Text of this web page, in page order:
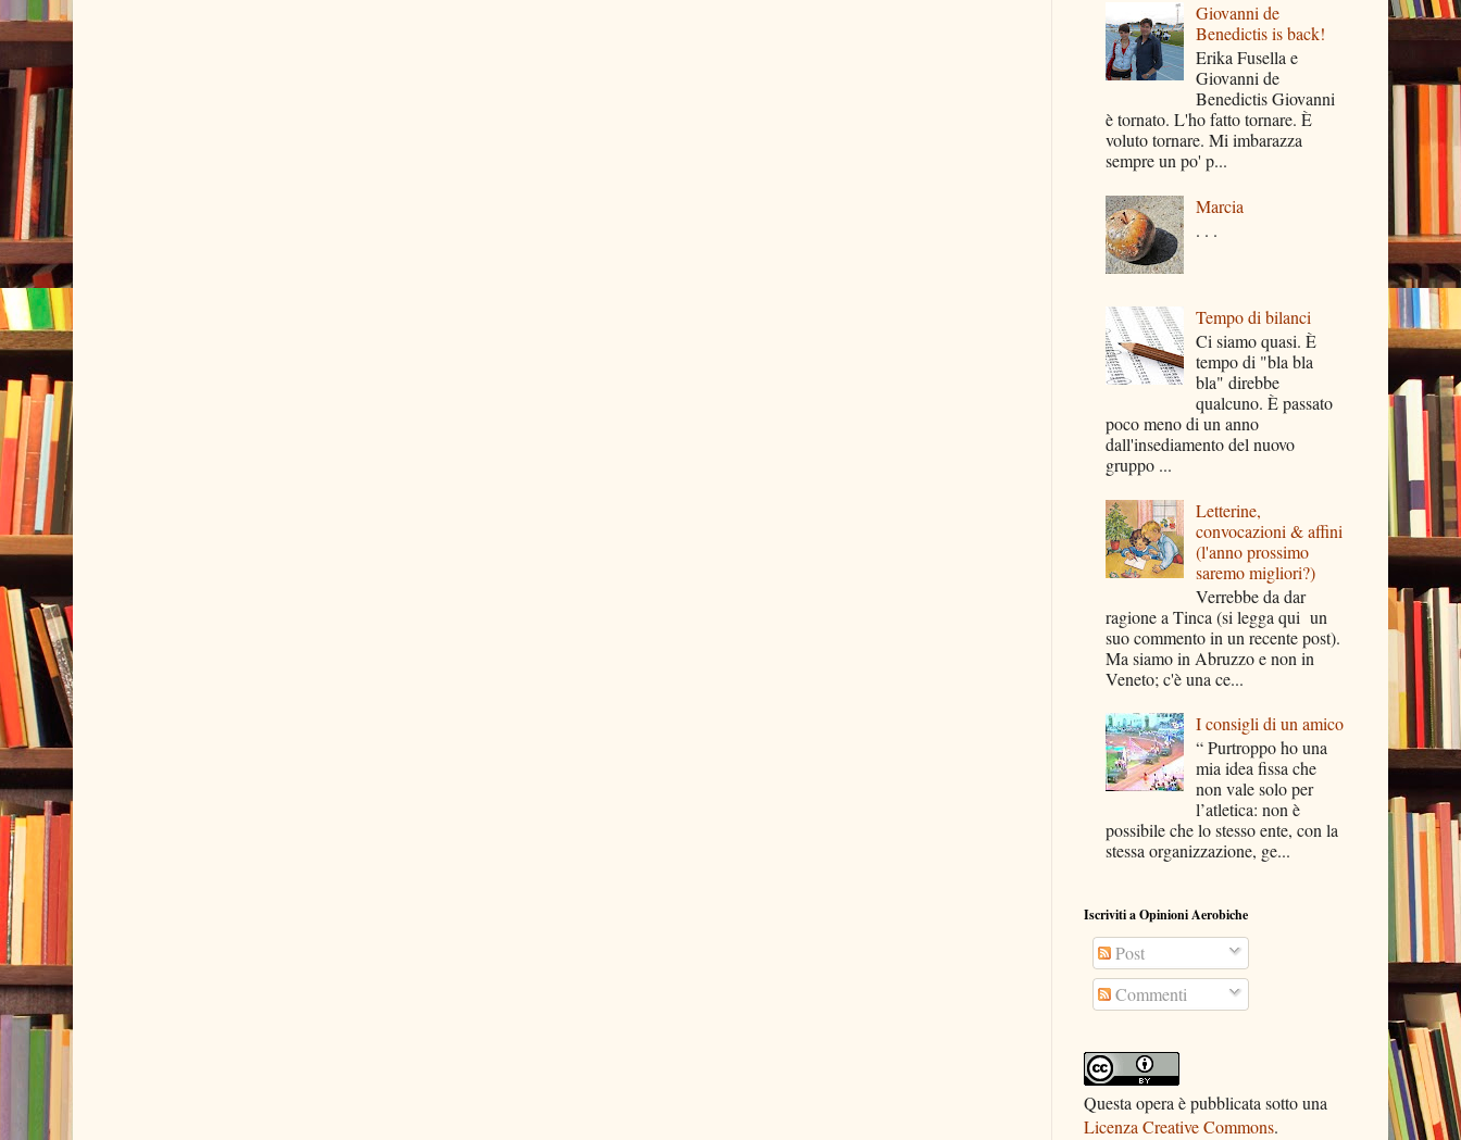
Giovanni de
Benedictis is back!
Erika Fusella e
Giovanni de
Benedictis Giovanni
è tornato. L'ho fatto tornare. È
voluto tornare. Mi imbarazza
sempre un po' p...
Marcia
. . .
Tempo di bilanci
Ci siamo quasi. È
tempo di "bla bla
bla" direbbe
qualcuno. È passato
poco meno di un anno
dall'insediamento del nuovo
gruppo ...
Letterine,
convocazioni & affini
(l'anno prossimo
saremo migliori?)
Verrebbe da dar
ragione a Tinca (si legga qui un
suo commento in un recente post).
Ma siamo in Abruzzo e non in
Veneto; c'è una ce...
I consigli di un amico
“ Purtroppo ho una
mia idea fissa che
non vale solo per
l’atletica: non è
possibile che lo stesso ente, con la
stessa organizzazione, ge...
Iscriviti a Opinioni Aerobiche
Post
Commenti
Questa opera è pubblicata sotto una
Licenza Creative Commons.